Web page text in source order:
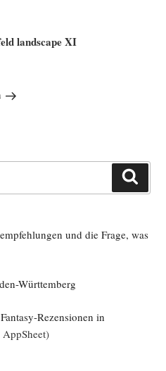
landscape XI
und die Frage, was
Württemberg
Rezensionen in